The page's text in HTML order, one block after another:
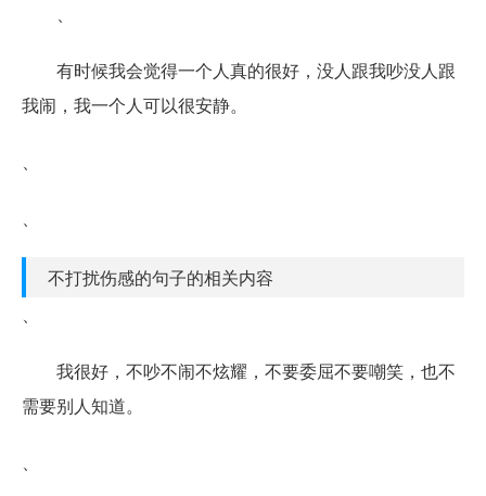
、
有时候我会觉得一个人真的很好，没人跟我吵没人跟
我闹，我一个人可以很安静。
、
、
不打扰伤感的句子的相关内容
、
我很好，不吵不闹不炫耀，不要委屈不要嘲笑，也不
需要别人知道。
、